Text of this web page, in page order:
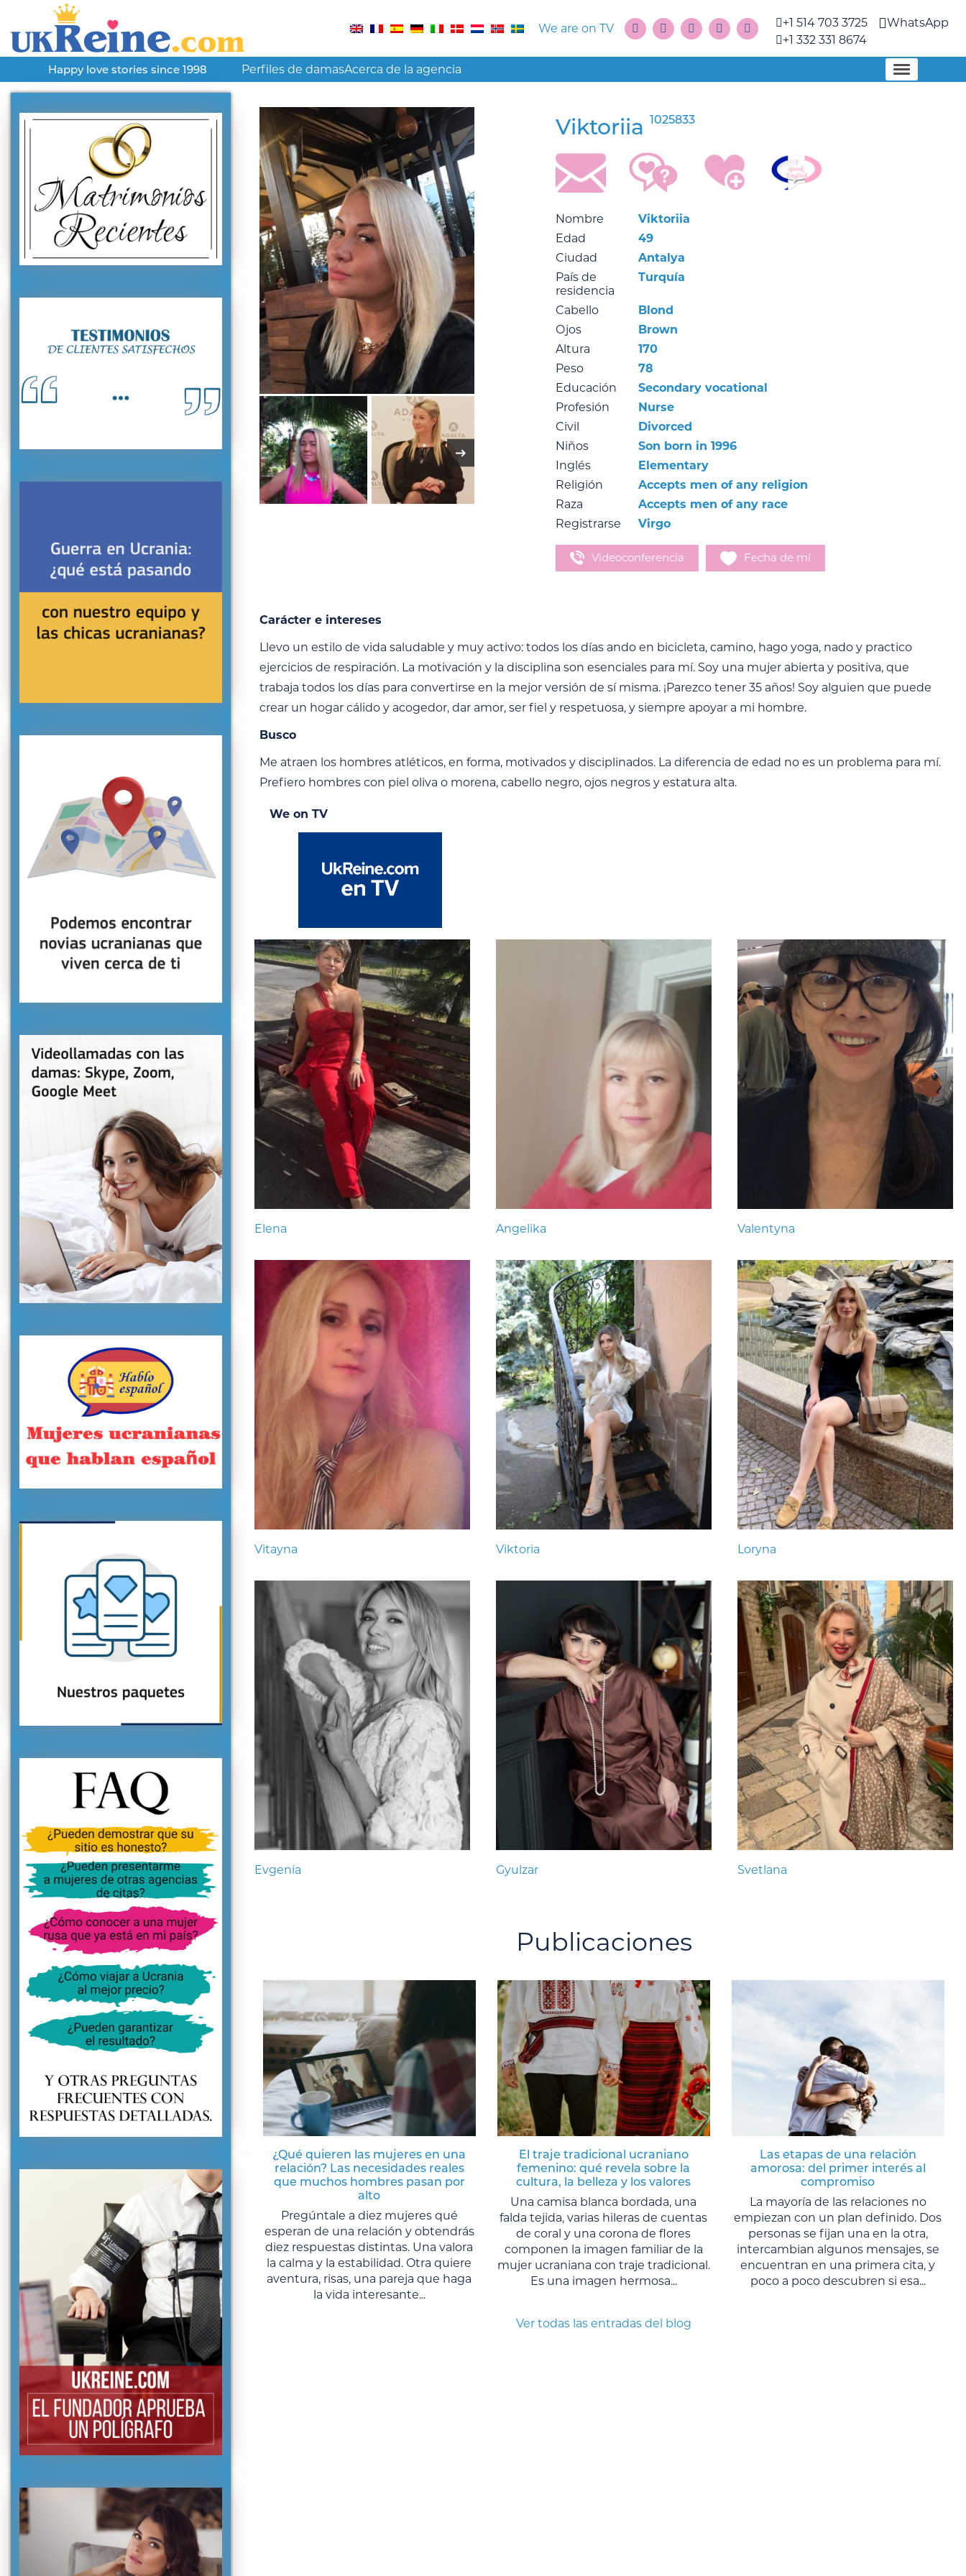
We are on TV
+1 514 703 3725
+1 332 331 8674
WhatsApp
Happy love stories since 1998 Perfiles de damasAcerca de la agencia
Viktoriia 1025833
Nombre
Viktoriia
Edad
49
Ciudad
Antalya
País de
residencia
Turquía
Cabello
Blond
Ojos
Brown
Altura
170
Peso
78
Educación
Secondary vocational
Profesión
Nurse
Civil
Divorced
Niños
Son born in 1996
Inglés
Elementary
Religión
Accepts men of any religion
Raza
Accepts men of any race
Registrarse
Virgo
Videoconferencia Fecha de mí
Carácter e intereses
Llevo un estilo de vida saludable y muy activo: todos los días ando en bicicleta, camino, hago yoga, nado y practico
ejercicios de respiración. La motivación y la disciplina son esenciales para mí. Soy una mujer abierta y positiva, que
trabaja todos los días para convertirse en la mejor versión de sí misma. ¡Parezco tener 35 años! Soy alguien que puede
crear un hogar cálido y acogedor, dar amor, ser fiel y respetuosa, y siempre apoyar a mi hombre.
Busco
Me atraen los hombres atléticos, en forma, motivados y disciplinados. La diferencia de edad no es un problema para mí.
Prefiero hombres con piel oliva o morena, cabello negro, ojos negros y estatura alta.
We on TV
Elena Angelika Valentyna
Vitayna Viktoria Loryna
Evgenia Gyulzar Svetlana
Publicaciones
¿Qué quieren las mujeres en una
relación? Las necesidades reales
que muchos hombres pasan por
alto
Pregúntale a diez mujeres qué
esperan de una relación y obtendrás
diez respuestas distintas. Una valora
la calma y la estabilidad. Otra quiere
aventura, risas, una pareja que haga
la vida interesante...
El traje tradicional ucraniano
femenino: qué revela sobre la
cultura, la belleza y los valores
Una camisa blanca bordada, una
falda tejida, varias hileras de cuentas
de coral y una corona de flores
componen la imagen familiar de la
mujer ucraniana con traje tradicional.
Es una imagen hermosa...
Las etapas de una relación
amorosa: del primer interés al
compromiso
La mayoría de las relaciones no
empiezan con un plan definido. Dos
personas se fijan una en la otra,
intercambian algunos mensajes, se
encuentran en una primera cita, y
poco a poco descubren si esa...
Ver todas las entradas del blog